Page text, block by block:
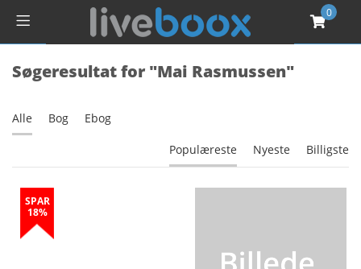
0
Søgeresultat for "Mai Rasmussen"
Alle Bog Ebog
Populæreste Nyeste Billigste
SPAR
18%